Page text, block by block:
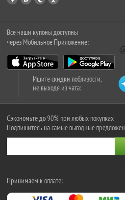
Все наши купоны доступны
через Мобильное Приложение:
Ищите скидки поблизости,
не выходя из чата:
Сэкономьте до 90% при любых покупках
Подпишитесь на самые выгодные
Принимаем к оплате: